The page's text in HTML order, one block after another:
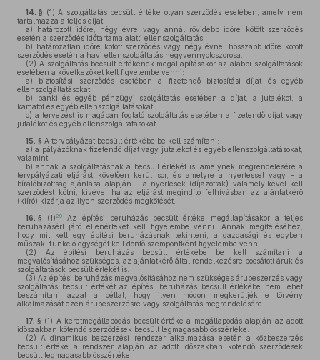
14. § (1) A szolgáltatás becsült értéke olyan szerződés esetében, amely nem
tartalmazza a teljes díjat:
a) határozott időre, négy évre vagy annál rövidebb időre kötött szerződés
esetén a szerződés időtartama alatti ellenszolgáltatás;
b) határozatlan időre kötött szerződés vagy négy évnél hosszabb időre kötött
szerződés esetén a havi ellenszolgáltatás negyvennyolcszorosa.
(2) A szolgáltatás becsült értékének megállapításakor az alábbi szolgáltatások
esetében a következőket kell figyelembe venni:
a) biztosítási szerződés esetében a fizetendő biztosítási díjat és egyéb
ellenszolgáltatásokat;
b) banki és egyéb pénzügyi szolgáltatás esetében a díjat, a jutalékot, a
kamatot és egyéb ellenszolgáltatásokat;
c) a tervezést is magában foglaló szolgáltatás esetében a fizetendő díjat vagy
jutalékot és egyéb ellenszolgáltatásokat.
15. § A tervpályázat becsült értékébe be kell számítani:
a) a pályázóknak fizetendő díjat vagy jutalékot és egyéb ellenszolgáltatásokat,
valamint
b) annak a szolgáltatásnak a becsült értékét is, amelynek megrendelésére a
tervpályázati eljárást követően kerül sor, és amelyre a nyertessel vagy – a
bírálóbizottság ajánlása alapján – a nyertesek (díjazottak) valamelyikével kell
szerződést kötni, kivéve, ha az eljárást megindító felhívásban az ajánlatkérő
(kiíró) kizárja az ilyen szerződés megkötését.
16. § (1) 29
Az építési beruházás becsült értéke megállapításakor a teljes
beruházásért járó ellenértéket kell figyelembe venni. Annak megítéléséhez,
hogy mit kell egy építési beruházásnak tekinteni, a gazdasági és egyben
műszaki funkció egységét kell döntő szempontként figyelembe venni.
(2) Az építési beruházás becsült értékébe be kell számítani a
megvalósításához szükséges, az ajánlatkérő által rendelkezésre bocsátott áruk és
szolgáltatások becsült értékét is.
(3) Az építési beruházás megvalósításához nem szükséges árubeszerzés vagy
szolgáltatás becsült értékét az építési beruházás becsült értékébe nem lehet
beszámítani azzal a céllal, hogy ilyen módon megkerüljék e törvény
alkalmazását ezen árubeszerzésre vagy szolgáltatás megrendelésére.
17. § (1) A keretmegállapodás becsült értéke a megállapodás alapján az adott
időszakban kötendő szerződések becsült legmagasabb összértéke.
(2) A dinamikus beszerzési rendszer alkalmazása esetén a közbeszerzés
becsült értéke a rendszer alapján az adott időszakban kötendő szerződések
becsült legmagasabb összértéke.